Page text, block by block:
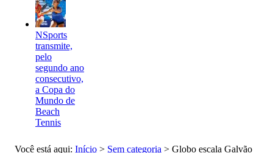
NSports
transmite,
pelo
segundo ano
consecutivo,
a Copa do
Mundo de
Beach
Tennis
Você está aqui: Início > Sem categoria > Globo escala Galvão